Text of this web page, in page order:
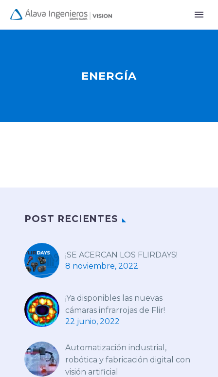
ENERGÍA
POST RECIENTES
¡SE ACERCAN LOS FLIRDAYS!
8 noviembre, 2022
¡Ya disponibles las nuevas
cámaras infrarrojas de Flir!
22 junio, 2022
Automatización industrial,
robótica y fabricación digital con
visión artificial